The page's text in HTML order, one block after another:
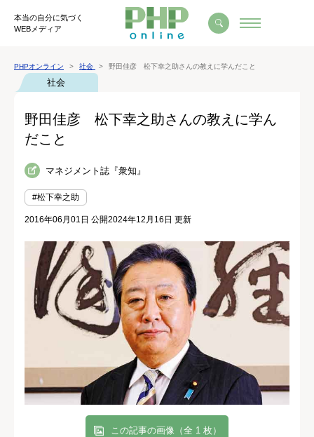
本当の自分に気づく
WEBメディア
PHPオンライン 社会 野田佳彦 松下幸之助さんの教えに学んだこと
社会
野田佳彦 松下幸之助さんの教えに学ん
だこと
マネジメント誌『衆知』
#松下幸之助
2016年06月01日 公開2024年12月16日 更新
この記事の画像（全 1 枚）